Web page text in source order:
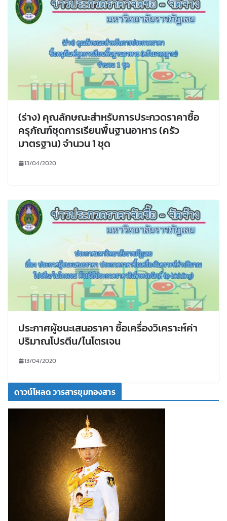
(ร่าง) คุณลักษณะสำหรับการประกวดราคาซื้อ
ครุภัณฑ์ชุดการเรียนพื้นฐานอาหาร (ครัว
มาตรฐาน) จำนวน 1 ชุด
13/04/2020
ประกาศผู้ชนะเสนอราคา ซื้อเครื่องวิเคราะห์ค่า
ปริมาณโปรตีน/ไนโตรเจน
13/04/2020
ดาวน์โหลด วารสารขุมทองสาร